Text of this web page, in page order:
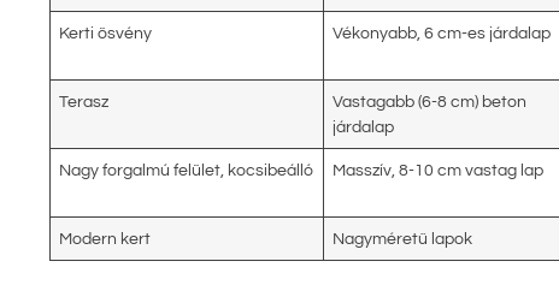
Kerti ösvény Vékonyabb, 6 cm-es járdalap
Terasz
Vastagabb (6-8 cm) beton
járdalap
Nagy forgalmú felület, kocsibeálló Masszív, 8-10 cm vastag lap
Modern kert Nagyméretű lapok